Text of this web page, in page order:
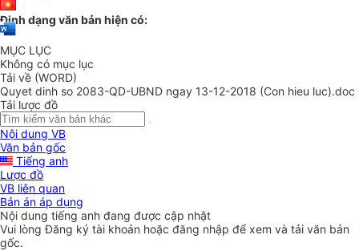
Định dạng văn bản hiện có:
MỤC LỤC
Không có mục lục
Tải về (WORD)
Quyet dinh so 2083-QD-UBND ngay 13-12-2018 (Con hieu luc).doc
Tải lược đồ
Nội dung VB
Văn bản gốc
Tiếng anh
Lược đồ
VB liên quan
Bản án áp dụng
Nội dung tiếng anh đang được cập nhật
Vui lòngĐăng ký tài khoản hoặc đăng nhập để xem và tải văn bản
gốc.